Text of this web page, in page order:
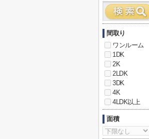
間取り
ワンルーム
1DK
2K
2LDK
3DK
4K
4LDK以上
面積